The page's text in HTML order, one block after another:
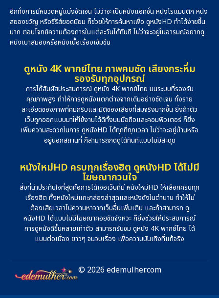
อีกทั้งการมีหมวดหมู่แบ่งชัดเจน ไม่ว่าจะเป็นหนังแอคชั่น หนังโรแมนติก หนัง
สยองขวัญ หรือซีรีส์ยอดนิยม ก็ช่วยให้การค้นหาเพื่อ ดูหนังHD ทำได้ง่ายขึ้น
มาก ตอบโจทย์ความต้องการในแต่ละวันได้ทันที ไม่ว่าจะอยู่ในอารมณ์อยากดู
หนังเบาสมองหรือหนังเนื้อเรื่องเข้มข้น
ดูหนัง 4K พากย์ไทย ภาพคมชัด เสียงกระหึ่ม
รองรับทุกอุปกรณ์
การได้สัมผัสประสบการณ์ ดูหนัง 4K พากย์ไทย บนระบบที่รองรับ
คุณภาพสูง ทำให้การดูหนังแตกต่างจากเดิมอย่างชัดเจน ทั้งราย
ละเอียดของภาพที่คมกริบและมิติของเสียงที่สมจริงมากขึ้น ยิ่งถ้าตัว
เว็บถูกออกแบบมาให้ใช้งานได้ดีทั้งบนมือถือและคอมพิวเตอร์ ก็ยิ่ง
เพิ่มความสะดวกในการ ดูหนังHD ได้ทุกที่ทุกเวลา ไม่ว่าจะอยู่บ้านหรือ
อยู่นอกสถานที่ ก็สามารถกดดูได้ทันทีแบบไม่มีสะดุด
หนังใหม่HD ครบทุกเรื่องฮิต ดูหนังHD ได้ไม่มี
โฆษณากวนใจ
สิ่งที่น่าประทับใจที่สุดคือการได้เจอเว็บที่มี หนังใหม่HD ให้เลือกครบทุก
เรื่องฮิต ทั้งหนังใหม่แกะกล่องล่าสุดและหนังดังในตำนาน ทำให้ไม่
ต้องเสียเวลาไปควานหาจากเว็บอื่นเพิ่มเติม และถ้าสามารถ ดู
หนังHD ได้แบบไม่มีโฆษณาคอยขัดจังหวะ ก็ยิ่งช่วยให้ประสบการณ์
การดูหนังดีขึ้นหลายเท่าตัว สามารถรับชม ดูหนัง 4K พากย์ไทย ได้
แบบต่อเนื่อง ยาวๆ จนจบเรื่อง เพื่อความบันเทิงที่แท้จริง
© 2026 edemulher.com